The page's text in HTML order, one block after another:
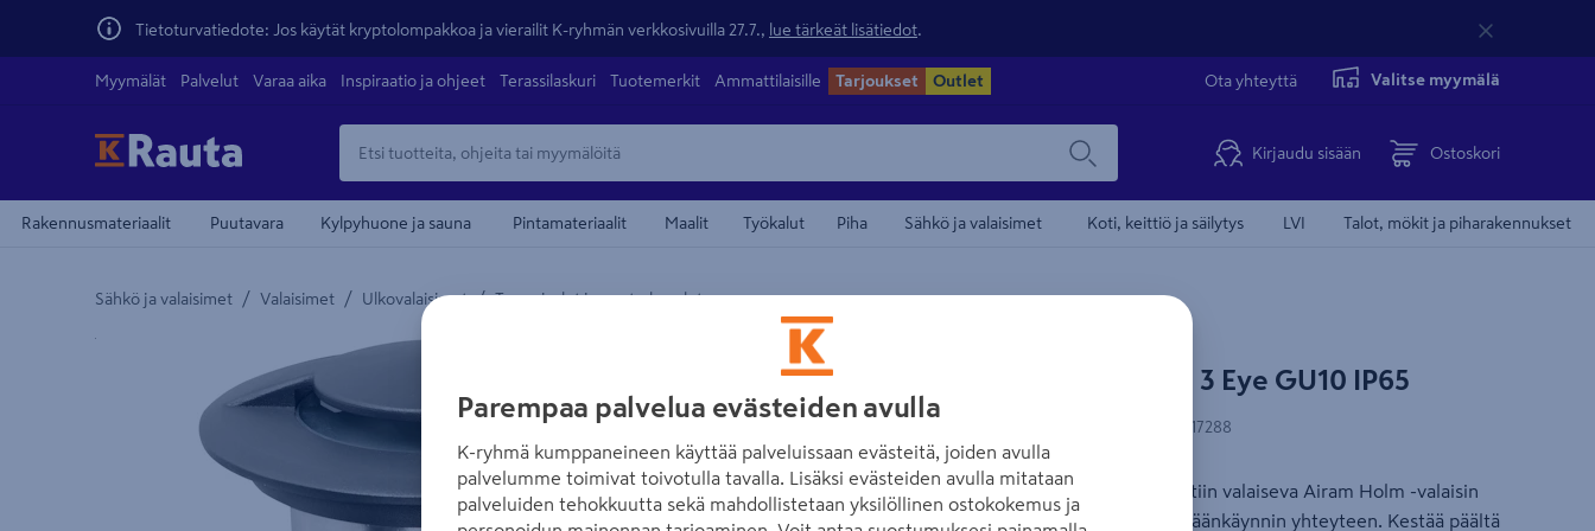
Tietoturvatiedote: Jos käytät kryptolompakkoa ja vierailit K-ryhmän verkkosivuilla 27.7., lue tärkeät lisätiedot
Myymälät Palvelut Varaa aika Inspiraatio ja ohjeet Terassilaskuri Tuotemerkit Ammattilaisille Tarjoukset Outlet Ota yhteyttä Valitse myymälä
Kirjaudu sisään Ostoskori
Rakennusmateriaalit Puutavara Kylpyhuone ja sauna Pintamateriaalit Maalit Työkalut Piha Sähkö ja valaisimet Koti, keittiö ja säilytys LVI Talot, mökit ja piharakennukset
Sähkö ja valaisimet / Valaisimet / Ulkovalaisimet / Terassivalot ja puutarhavalot
Yksityiskohtainen kuvaus löytyy Tuotteen kuvaus -maamerkistä
Terassivalaisin Airam Holm 3 Eye GU10 IP65
6435200217288
Antrasiitin värinen, upotettava ja sivusuuntiin valaiseva Airam Holm -valaisin
sopii ulkokäyttöön kotien terasseille tai sisäänkäynnin yhteyteen. Kestää päältä
Parempaa palvelua evästeiden avulla
K-ryhmä kumppaneineen käyttää palveluissaan evästeitä, joiden avulla
palvelumme toimivat toivotulla tavalla. Lisäksi evästeiden avulla mitataan
palveluiden tehokkuutta sekä mahdollistetaan yksilöllinen ostokokemus ja